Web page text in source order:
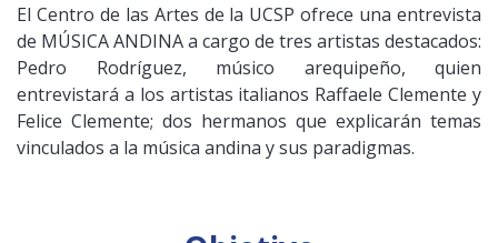
El Centro de las Artes de la UCSP ofrece una entrevista
de MÚSICA ANDINA a cargo de tres artistas destacados:
Pedro Rodríguez, músico arequipeño, quien
entrevistará a los artistas italianos Raffaele Clemente y
Felice Clemente; dos hermanos que explicarán temas
vinculados a la música andina y sus paradigmas.